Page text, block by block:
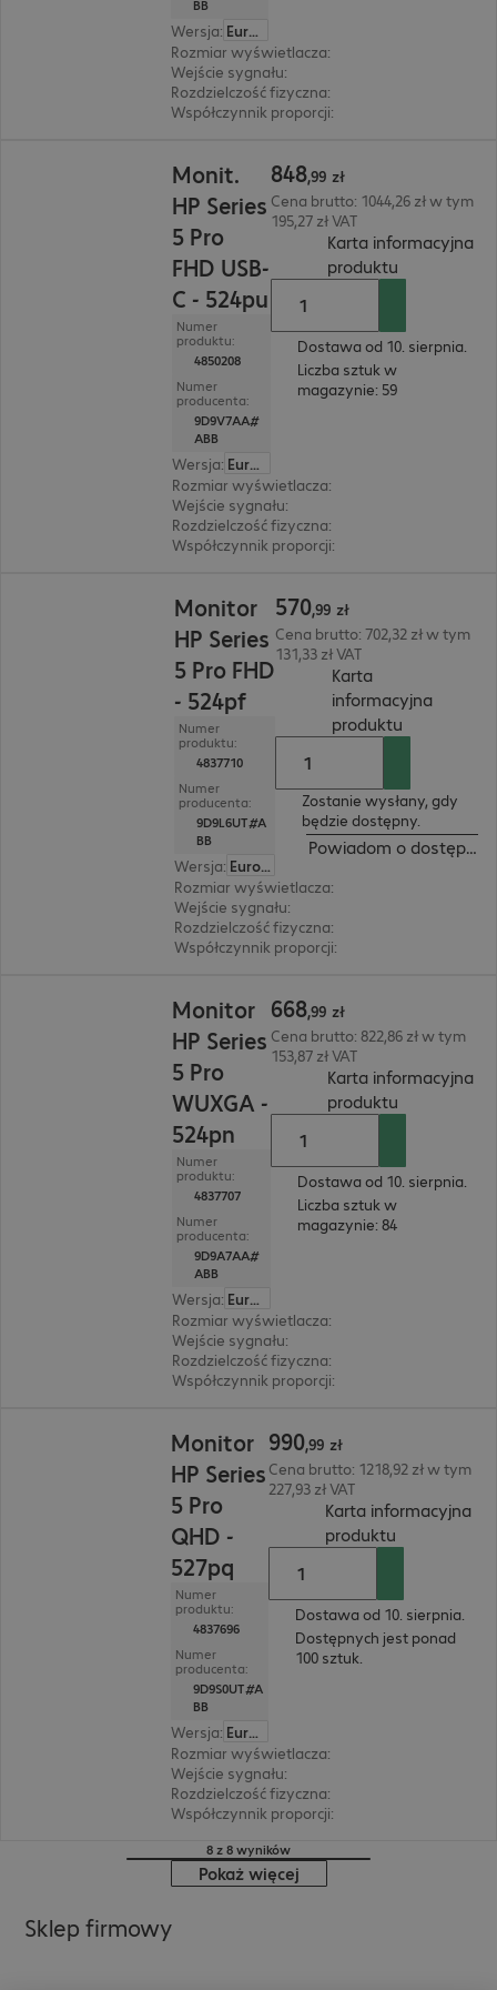
BB
Wersja:
Europa
Rozmiar wyświetlacza:
Wejście sygnału:
Rozdzielczość fizyczna:
Współczynnik proporcji:
Monit.
HP Series
5 Pro
FHD USB-
C - 524pu
Numer
produktu:
4850208
Numer
producenta:
9D9V7AA#
ABB
Wersja:
Europa
Rozmiar wyświetlacza:
Wejście sygnału:
Rozdzielczość fizyczna:
Współczynnik proporcji:
848,99 zł
Cena brutto: 1044,26 zł w tym
195,27 zł VAT
Karta informacyjna
produktu
Dostawa od 10. sierpnia.
Liczba sztuk w
magazynie: 59
Monitor
HP Series
5 Pro FHD
- 524pf
Numer
produktu:
4837710
Numer
producenta:
9D9L6UT#A
BB
Wersja:
Europa
Rozmiar wyświetlacza:
Wejście sygnału:
Rozdzielczość fizyczna:
Współczynnik proporcji:
570,99 zł
Cena brutto: 702,32 zł w tym
131,33 zł VAT
Karta
informacyjna
produktu
Zostanie wysłany, gdy
będzie dostępny.
Powiadom o
Monitor
HP Series
5 Pro
WUXGA -
524pn
Numer
produktu:
4837707
Numer
producenta:
9D9A7AA#
ABB
Wersja:
Europa
Rozmiar wyświetlacza:
Wejście sygnału:
Rozdzielczość fizyczna:
Współczynnik proporcji:
668,99 zł
Cena brutto: 822,86 zł w tym
153,87 zł VAT
Karta informacyjna
produktu
Dostawa od 10. sierpnia.
Liczba sztuk w
magazynie: 84
Monitor
HP Series
5 Pro
QHD -
527pq
Numer
produktu:
4837696
Numer
producenta:
9D9S0UT#A
BB
Wersja:
Europa
Rozmiar wyświetlacza:
Wejście sygnału:
Rozdzielczość fizyczna:
Współczynnik proporcji:
990,99 zł
Cena brutto: 1218,92 zł w tym
227,93 zł VAT
Karta informacyjna
produktu
Dostawa od 10. sierpnia.
Dostępnych jest ponad
100 sztuk.
8 z 8 wyników
Pokaż więcej
Sklep firmowy